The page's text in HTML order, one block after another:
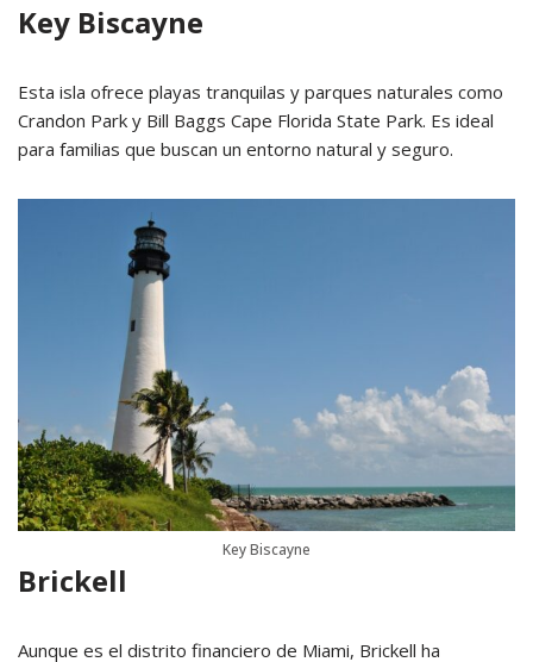
Key Biscayne
Esta isla ofrece playas tranquilas y parques naturales como
Crandon Park y Bill Baggs Cape Florida State Park. Es ideal
para familias que buscan un entorno natural y seguro.
Key Biscayne
Brickell
Aunque es el distrito financiero de Miami, Brickell ha